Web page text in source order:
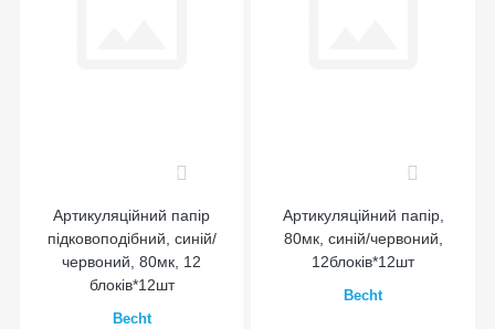
Артикуляційний папір
підковоподібний, синій/
червоний, 80мк, 12
блоків*12шт
Becht
Артикуляційний папір,
80мк, синій/червоний,
12блоків*12шт
Becht